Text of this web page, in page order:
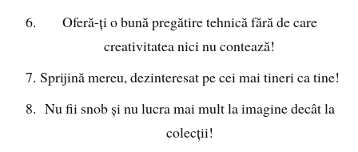
Oferă-ți o bună pregătire tehnică fără de care
creativitatea nici nu contează!
Sprijină mereu, dezinteresat pe cei mai tineri ca tine!
Nu fii snob și nu lucra mai mult la imagine decât la
colecții!